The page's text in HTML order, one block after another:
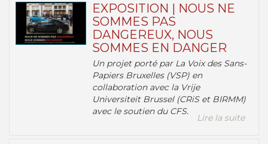
EXPOSITION | NOUS NE
SOMMES PAS
DANGEREUX, NOUS
SOMMES EN DANGER
Un projet porté par La Voix des Sans-
Papiers Bruxelles (VSP) en
collaboration avec la Vrije
Universiteit Brussel (CRiS et BIRMM)
avec le soutien du CFS.
Lire la suite